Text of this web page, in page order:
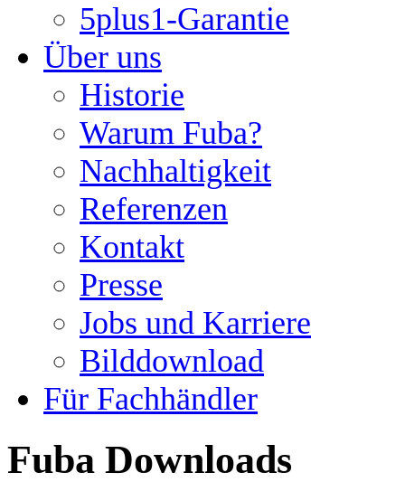
5plus1-Garantie
Über uns
Historie
Warum Fuba?
Nachhaltigkeit
Referenzen
Kontakt
Presse
Jobs und Karriere
Bilddownload
Für Fachhändler
Fuba Downloads